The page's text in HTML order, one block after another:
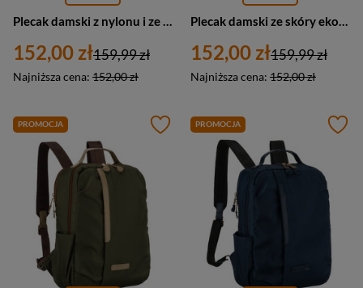
Plecak damski z nylonu i ze skóry ekologicznej Peterson JN-12 duży czarny
152,00 zł
Najniższa cena: 152,00 zł
159,99 zł
Plecak damski ze skóry ekologicznej i z nylonu miejski Peterson JN-09 średni beżowy
152,00 zł
Najniższa cena: 152,00 zł
159,99 zł
PROMOCJA PROMOCJA